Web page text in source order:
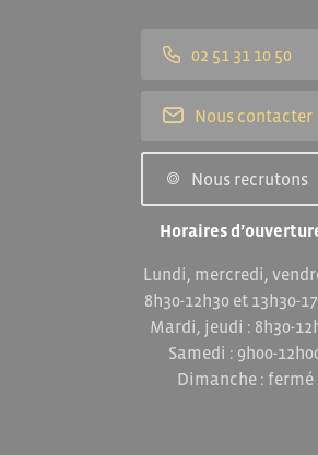
02 51 31 10 50
Nous contacter
Nous recrutons
Horaires
Lundi, mercredi,
8h30-12h30 et 13h30-
Mardi, jeudi : 8h30-
Samedi : 9h00-
Dimanche : fermé